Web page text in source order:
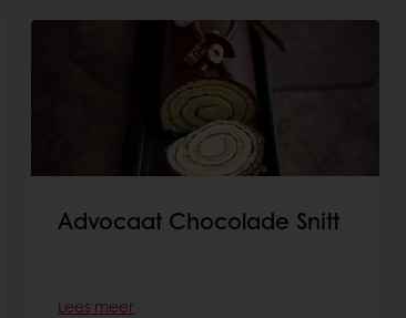
Advocaat Chocolade Snitt
Lees meer